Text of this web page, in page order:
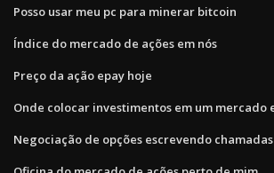
Posso usar meu pc para minerar bitcoin
Índice do mercado de ações em nós
Preço da ação epay hoje
Onde colocar investimentos em um mercado
Negociação de opções escrevendo